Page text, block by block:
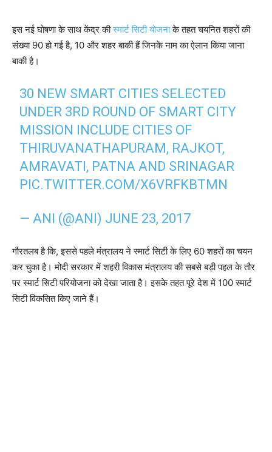
इस नई घोषणा के साथ केंद्र कीस्मार्ट सिटी योजनाके तहत चयनित शहरों की
संख्या 90 हो गई है, 10 और शहर बाकी हैं जिनके नाम का ऐलान किया जाना
बाकी है।
30 NEW SMART CITIES SELECTED
UNDER 3RD ROUND OF SMART CITY
MISSION INCLUDE CITIES OF
THIRUVANATHAPURAM, RAJKOT,
AMRAVATI, PATNA AND SRINAGAR
PIC.TWITTER.COM/X6VRFKBTMN
— ANI (@ANI) JUNE 23, 2017
गौरतलब है कि, इससे पहले मंत्रालय ने स्मार्ट सिटी के लिए 60 शहरों का चयन
कर चुका है। मोदी सरकार में शहरी विकास मंत्रालय की सबसे बड़ी पहल के तौर
पर स्मार्ट सिटी परियोजना को देखा जाता है। इसके तहत पूरे देश में 100 स्मार्ट
सिटी विकसित किए जाने हैं।